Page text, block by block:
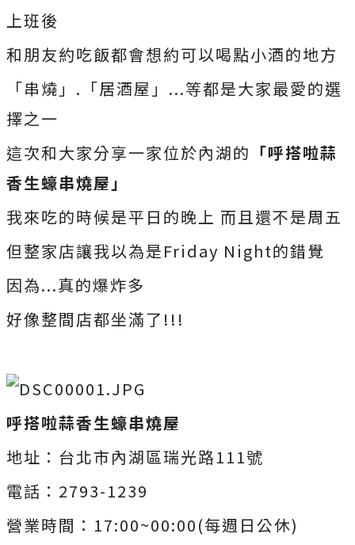
上班後
和朋友約吃飯都會想約可以喝點小酒的地方
「串燒」.「居酒屋」...等都是大家最愛的選
擇之一
這次和大家分享一家位於內湖的 「呼搭啦蒜
香生蠔串燒屋」
我來吃的時候是平日的晚上 而且還不是周五
但整家店讓我以為是Friday Night的錯覺
因為...真的爆炸多
好像整間店都坐滿了!!!
呼搭啦蒜香生蠔串燒屋
地址：台北市內湖區瑞光路111號
電話：2793-1239
營業時間：17:00~00:00(每週日公休)